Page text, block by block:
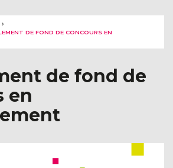
DE FOND DE CONCOURS EN
de fond de
en